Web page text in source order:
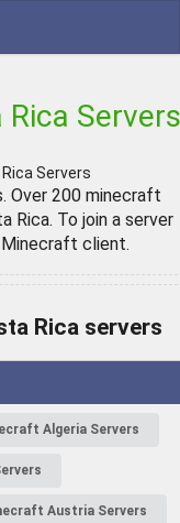
Servers
Servers
Over 200 minecraft
Rica. To join a server
client.
Rica servers
Algeria Servers
Austria Servers